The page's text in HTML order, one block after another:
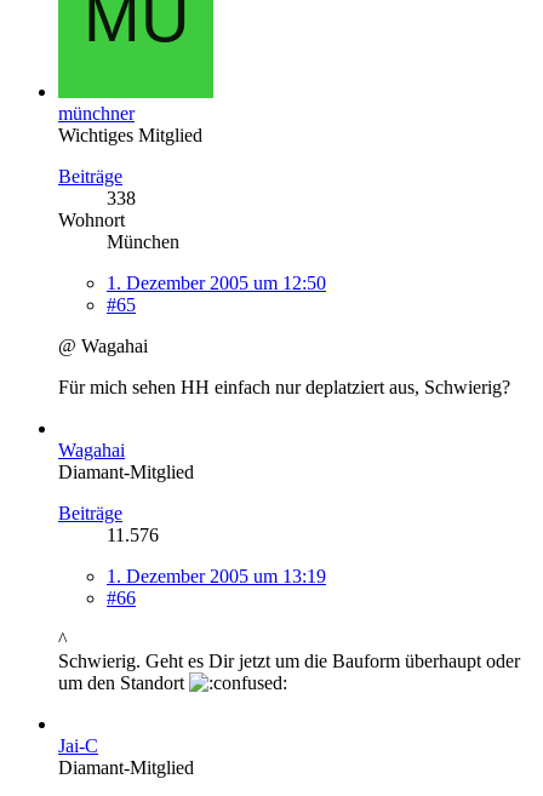
münchner
Wichtiges Mitglied
Beiträge
338
Wohnort
München
1. Dezember 2005 um 12:50
#65
@ Wagahai
Für mich sehen HH einfach nur deplatziert aus, Schwierig?
Wagahai
Diamant-Mitglied
Beiträge
11.576
1. Dezember 2005 um 13:19
#66
^
Schwierig. Geht es Dir jetzt um die Bauform überhaupt oder
um den Standort
Jai-C
Diamant-Mitglied